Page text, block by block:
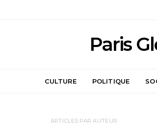
Paris
CULTURE POLITIQUE
ARTICLES PAR AUTEUR